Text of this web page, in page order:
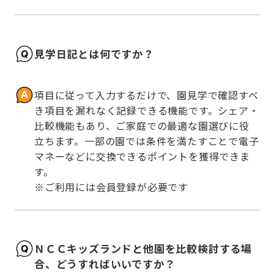
見学日記とは何ですか？
項目に従って入力するだけで、園見学で確認すべ
き項目を漏れなく記録できる機能です。シェア・
比較機能もあり、ご家庭での最適な園選びに役
立ちます。一部の園では条件を満たすことで電子
マネーなどに交換できるポイントを獲得できま
す。
※ご利用には会員登録が必要です
ＮＣＣキッズランドと他園を比較検討する場
合、どうすればいいですか？